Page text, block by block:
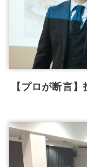
【プロが断言